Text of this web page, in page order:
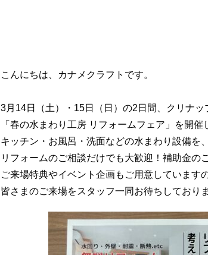
こんにちは、カナメクラフトです。
3月14日（土）・15日（日）の2日間、クリナッ
「春の水まわり工房 リフォームフェア」を開催
キッチン・お風呂・洗面などの水まわり設備を
リフォームのご相談だけでも大歓迎！補助金の
ご来場特典やイベント企画もご用意しています
皆さまのご来場をスタッフ一同お待ちしており